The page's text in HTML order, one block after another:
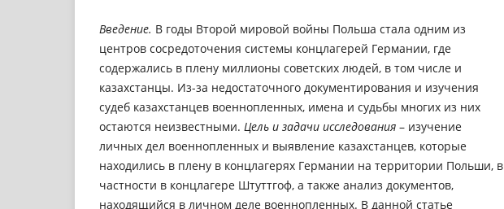
Введение. В годы Второй мировой войны Польша стала одним из
центров сосредоточения системы концлагерей Германии, где
содержались в плену миллионы советских людей, в том числе и
казахстанцы. Из-за недостаточного документирования и изучения
судеб казахстанцев военнопленных, имена и судьбы многих из них
остаются неизвестными. Цель и задачи исследования – изучение
личных дел военнопленных и выявление казахстанцев, которые
находились в плену в концлагерях Германии на территории Польши, в
частности в концлагере Штуттгоф, а также анализ документов,
находящийся в личном деле военнопленных. В данной статье